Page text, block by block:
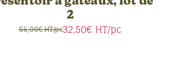
2
65,00€ HT/pc32,50€ HT/pc